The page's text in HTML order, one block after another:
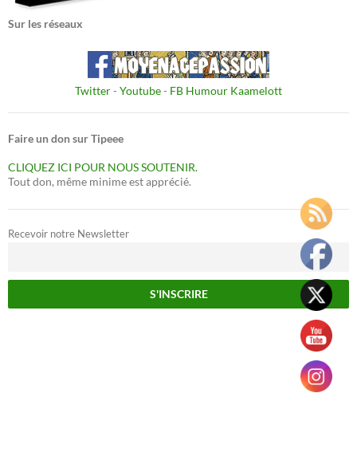
Sur les réseaux
Twitter- Youtube- FB Humour Kaamelott
Faire un don sur Tipeee
CLIQUEZ ICI POUR NOUS SOUTENIR.
Tout don, même minime est apprécié.
Recevoir notre Newsletter